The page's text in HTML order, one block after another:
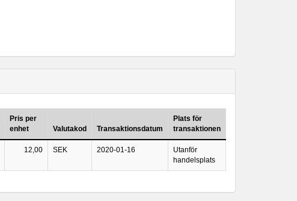
Pris per
enhet
Valutakod Transaktionsdatum
Plats för
transaktionen
12,00 SEK 2020-01-16
Utanför
handelsplats